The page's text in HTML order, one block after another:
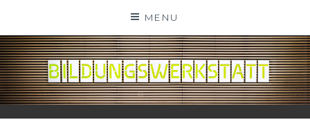
content
MENU
BILDUNGSWERKSTATT